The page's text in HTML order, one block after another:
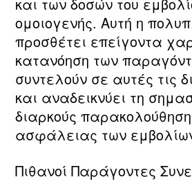
ομοιογενής. Αυτή η
προσθέτει επείγοντα
κατανόηση των
συντελούν σε αυτές τις
και αναδεικνύει τη
διαρκούς
ασφάλειας των
Πιθανοί Παράγοντες